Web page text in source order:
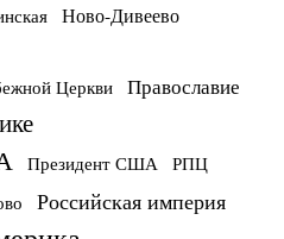
Ново-Дивеево
Церкви Православие
Президент США РПЦ
Российская империя